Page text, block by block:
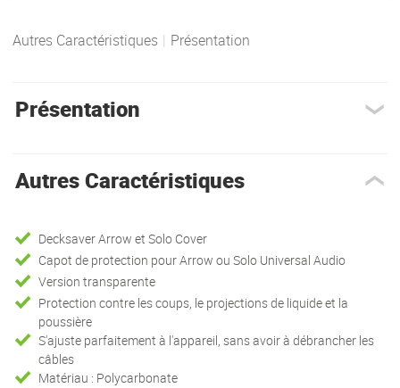
Autres Caractéristiques | Présentation
Présentation
Autres Caractéristiques
Decksaver Arrow et Solo Cover
Capot de protection pour Arrow ou Solo Universal Audio
Version transparente
Protection contre les coups, le projections de liquide et la
poussière
S'ajuste parfaitement à l'appareil, sans avoir à débrancher les
câbles
Matériau : Polycarbonate